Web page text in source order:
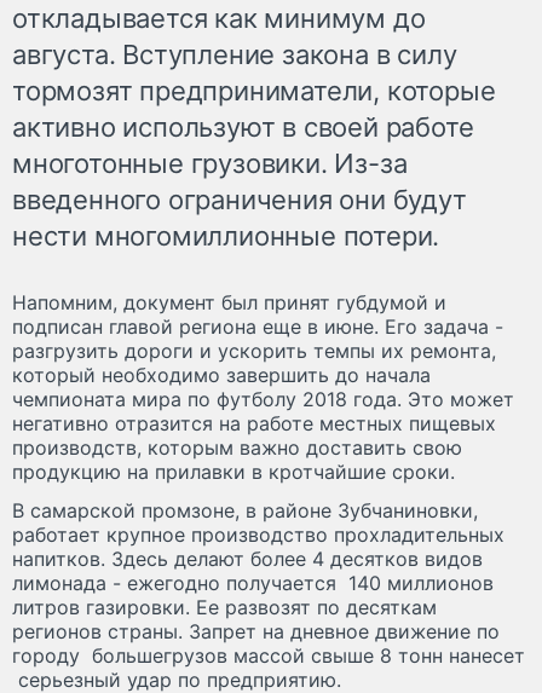
откладывается как минимум до
августа. Вступление закона в силу
тормозят предприниматели, которые
активно используют в своей работе
многотонные грузовики. Из-за
введенного ограничения они будут
нести многомиллионные потери.
Напомним, документ был принят губдумой и
подписан главой региона еще в июне. Его задача -
разгрузить дороги и ускорить темпы их ремонта,
который необходимо завершить до начала
чемпионата мира по футболу 2018 года. Это может
негативно отразится на работе местных пищевых
производств, которым важно доставить свою
продукцию на прилавки в кротчайшие сроки.
В самарской промзоне, в районе Зубчаниновки,
работает крупное производство прохладительных
напитков. Здесь делают более 4 десятков видов
лимонада - ежегодно получается 140 миллионов
литров газировки. Ее развозят по десяткам
регионов страны. Запрет на дневное движение по
городу большегрузов массой свыше 8 тонн нанесет
серьезный удар по предприятию.